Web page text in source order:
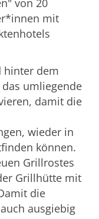
von 20
mit
hinter dem
umliegende
damit die
wieder in
können.
Grillrostes
Grillhütte mit
die
ausgiebig